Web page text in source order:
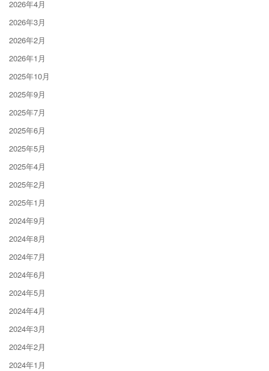
2026年4月
2026年3月
2026年2月
2026年1月
2025年10月
2025年9月
2025年7月
2025年6月
2025年5月
2025年4月
2025年2月
2025年1月
2024年9月
2024年8月
2024年7月
2024年6月
2024年5月
2024年4月
2024年3月
2024年2月
2024年1月